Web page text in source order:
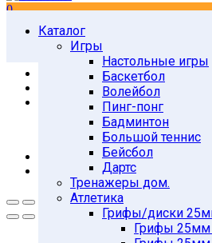
0
Каталог
Игры
Настольные игры
Баскетбол
Волейбол
Пинг-понг
Бадминтон
Большой теннис
Бейсбол
Дартс
Тренажеры дом.
Атлетика
Грифы/диски
Грифы 25мм
Главная
Товары
Тренажеры для дома
Гребные тренажеры
Гребные тренажеры BODY
гребной тренажер ВR-3152